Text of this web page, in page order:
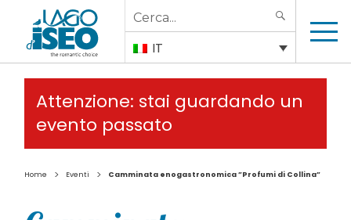
Search
for:
IT
Attenzione: stai guardando un
evento passato
Home > Eventi > Camminata enogastronomica ”Profumi di Collina”